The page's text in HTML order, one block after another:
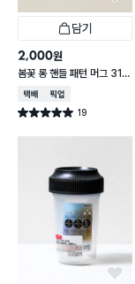
담기
2,000원
봄꽃 롱 핸들 패턴 머그 310
ml
택배배송매장픽업
별점 5.0점 19
건 작성